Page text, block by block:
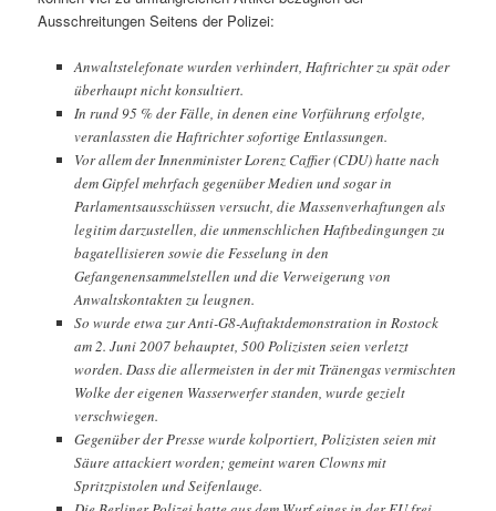
Ausschreitungen Seitens der Polizei:
Anwaltstelefonate wurden verhindert, Haftrichter zu spät oder
überhaupt nicht konsultiert.
In rund 95 % der Fälle, in denen eine Vorführung erfolgte,
veranlassten die Haftrichter sofortige Entlassungen.
Vor allem der Innenminister Lorenz Caffier (CDU) hatte nach
dem Gipfel mehrfach gegenüber Medien und sogar in
Parlamentsausschüssen versucht, die Massenverhaftungen als
legitim darzustellen, die unmenschlichen Haftbedingungen zu
bagatellisieren sowie die Fesselung in den
Gefangenensammelstellen und die Verweigerung von
Anwaltskontakten zu leugnen.
So wurde etwa zur Anti-G8-Auftaktdemonstration in Rostock
am 2. Juni 2007 behauptet, 500 Polizisten seien verletzt
worden. Dass die allermeisten in der mit Tränengas vermischten
Wolke der eigenen Wasserwerfer standen, wurde gezielt
verschwiegen.
Gegenüber der Presse wurde kolportiert, Polizisten seien mit
Säure attackiert worden; gemeint waren Clowns mit
Spritzpistolen und Seifenlauge.